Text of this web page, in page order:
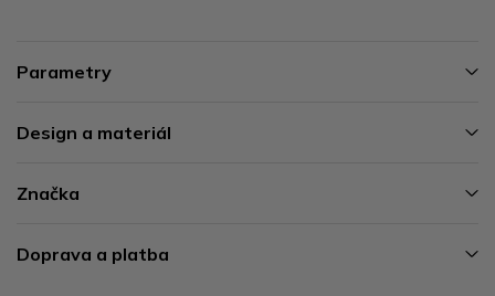
Parametry
Design a materiál
Značka
Doprava a platba